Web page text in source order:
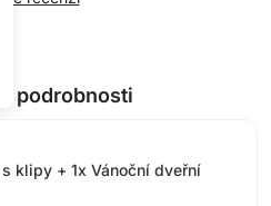
podrobnosti
klipy + 1x Vánoční dveřní